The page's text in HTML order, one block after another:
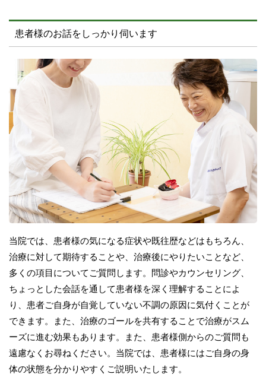
患者様のお話をしっかり伺います
当院では、患者様の気になる症状や既往歴などはもちろん、
治療に対して期待することや、治療後にやりたいことなど、
多くの項目についてご質問します。問診やカウンセリング、
ちょっとした会話を通して患者様を深く理解することによ
り、患者ご自身が自覚していない不調の原因に気付くことが
できます。また、治療のゴールを共有することで治療がスム
ーズに進む効果もあります。また、患者様側からのご質問も
遠慮なくお尋ねください。当院では、患者様にはご自身の身
体の状態を分かりやすくご説明いたします。